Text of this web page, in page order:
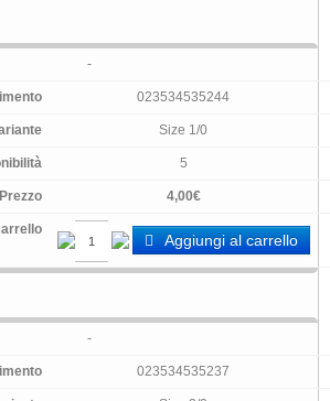
-
023534535244
Size 1/0
5
4,00€
Aggiungi al carrello
-
023534535237